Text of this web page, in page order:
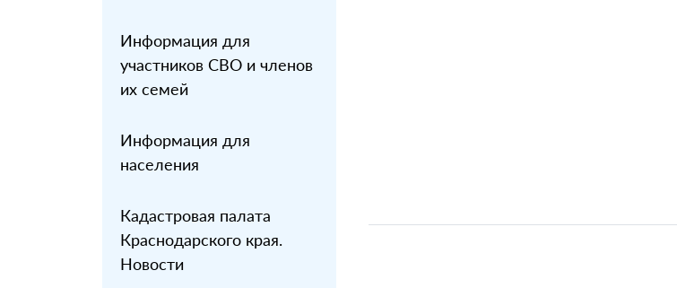
Информация для
участников СВО и членов
их семей
Информация для
населения
Кадастровая палата
Краснодарского края.
Новости